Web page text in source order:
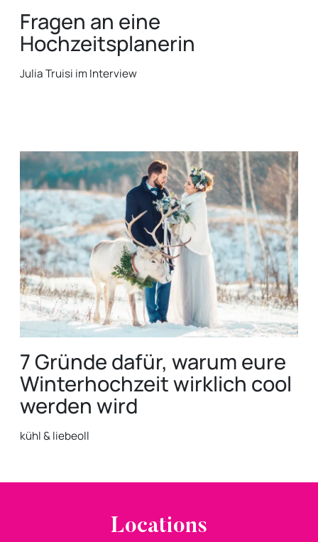
Fragen an eine
Hochzeitsplanerin
Julia Truisi im Interview
7 Gründe dafür, warum eure
Winterhochzeit wirklich cool
werden wird
kühl & liebeoll
Locations